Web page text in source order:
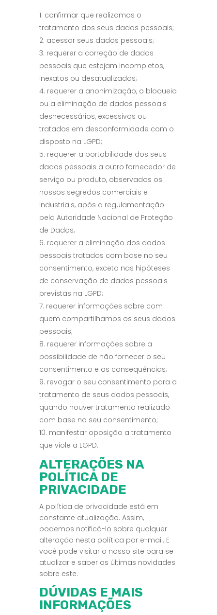
confirmar que realizamos o
tratamento dos seus dados pessoais;
acessar seus dados pessoais;
requerer a correção de dados
pessoais que estejam incompletos,
inexatos ou desatualizados;
requerer a anonimização, o bloqueio
ou a eliminação de dados pessoais
desnecessários, excessivos ou
tratados em desconformidade com o
disposto na LGPD;
requerer a portabilidade dos seus
dados pessoais a outro fornecedor de
serviço ou produto, observados os
nossos segredos comerciais e
industriais, após a regulamentação
pela Autoridade Nacional de Proteção
de Dados;
requerer a eliminação dos dados
pessoais tratados com base no seu
consentimento, exceto nas hipóteses
de conservação de dados pessoais
previstas na LGPD;
requerer informações sobre com
quem compartilhamos os seus dados
pessoais;
requerer informações sobre a
possibilidade de não fornecer o seu
consentimento e as consequências;
revogar o seu consentimento para o
tratamento de seus dados pessoais,
quando houver tratamento realizado
com base no seu consentimento;
manifestar oposição a tratamento
que viole a LGPD.
ALTERAÇÕES NA
POLÍTICA DE
PRIVACIDADE
A política de privacidade está em
constante atualização. Assim,
podemos notificá-lo sobre qualquer
alteração nesta política por e-mail. E
você pode visitar o nosso site para se
atualizar e saber as últimas novidades
sobre este.
DÚVIDAS E MAIS
INFORMAÇÕES